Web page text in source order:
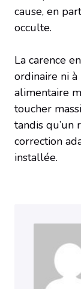
cause, en
occulte.
La carence
ordinaire ni
alimentaire
toucher
tandis qu’un
correction
installée.